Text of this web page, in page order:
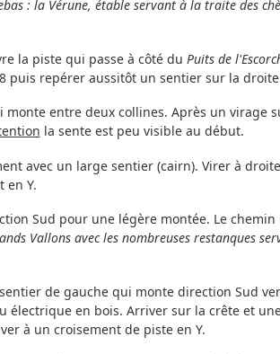
: la Vérune, étable servant à la traite des
la piste qui passe à côté du Puits de
puis repérer aussitôt un sentier sur la
monte entre deux collines. Après un
la sente est peu visible au début.
avec un large sentier (cairn). Virer à
en Y.
Sud pour une légère montée. Le
Vallons avec les nombreuses restanques
de gauche qui monte direction Sud
électrique en bois. Arriver sur la crête et
à un croisement de piste en Y.